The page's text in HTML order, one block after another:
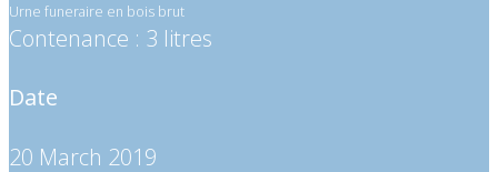
Urne funeraire en bois brut
Contenance : 3 litres
Date
20 March 2019